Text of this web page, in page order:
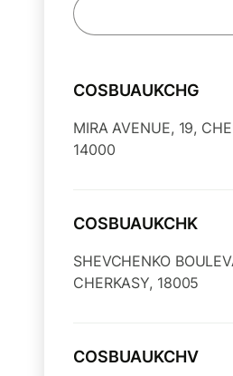
COSBUAUKCHG
MIRA AVENUE, 19,
14000
COSBUAUKCHK
SHEVCHENKO
CHERKASY, 18005
COSBUAUKCHV